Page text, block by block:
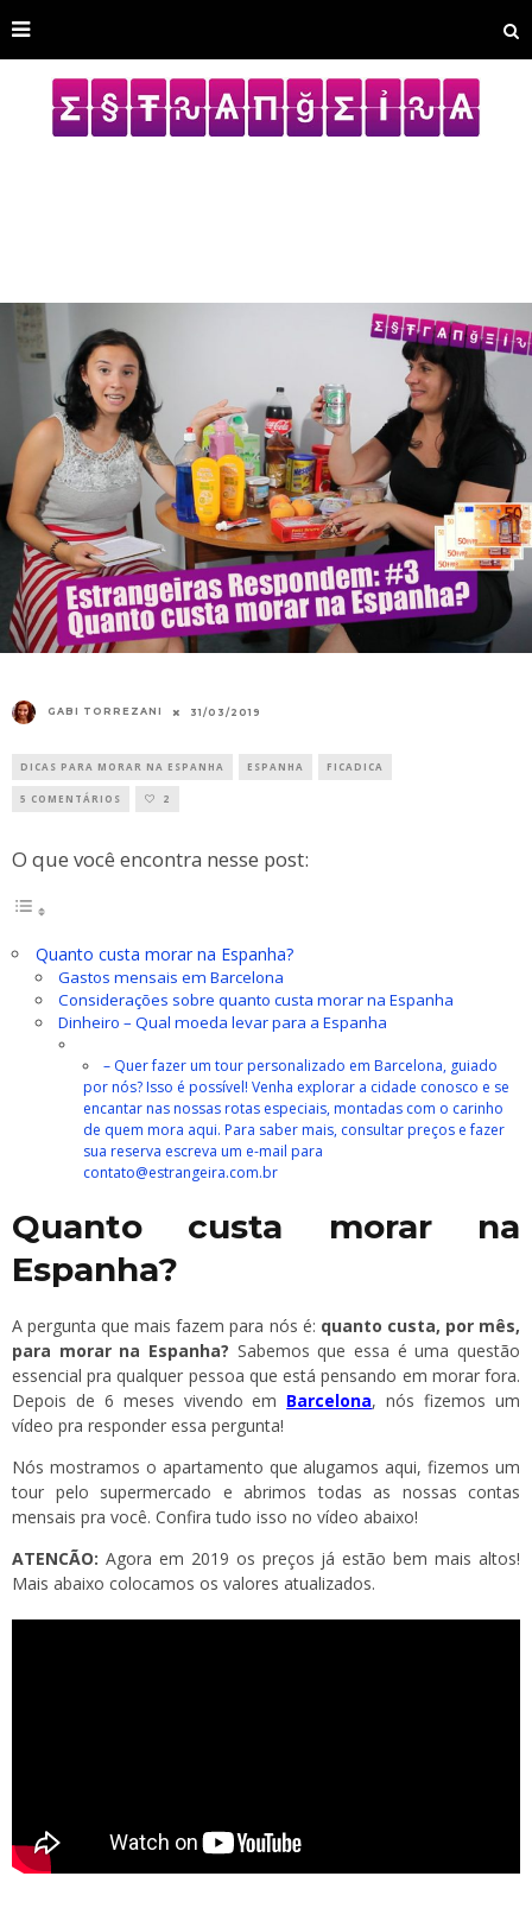
GABI TORREZANI 31/03/2019
DICAS PARA MORAR NA ESPANHA ESPANHA FICADICA
5 COMENTÁRIOS 2
O que você encontra nesse post:
Quanto custa morar na Espanha?
Gastos mensais em Barcelona
Considerações sobre quanto custa morar na Espanha
Dinheiro – Qual moeda levar para a Espanha
– Quer fazer um tour personalizado em Barcelona, guiado
por nós? Isso é possível! Venha explorar a cidade conosco e se
encantar nas nossas rotas especiais, montadas com o carinho
de quem mora aqui. Para saber mais, consultar preços e fazer
sua reserva escreva um e-mail para
contato@estrangeira.com.br
Quanto custa morar na
Espanha?
A pergunta que mais fazem para nós é: quanto custa, por mês,
para morar na Espanha? Sabemos que essa é uma questão
essencial pra qualquer pessoa que está pensando em morar fora.
Depois de 6 meses vivendo em Barcelona, nós fizemos um
vídeo pra responder essa pergunta!
Nós mostramos o apartamento que alugamos aqui, fizemos um
tour pelo supermercado e abrimos todas as nossas contas
mensais pra você. Confira tudo isso no vídeo abaixo!
ATENCÃO: Agora em 2019 os preços já estão bem mais altos!
Mais abaixo colocamos os valores atualizados.